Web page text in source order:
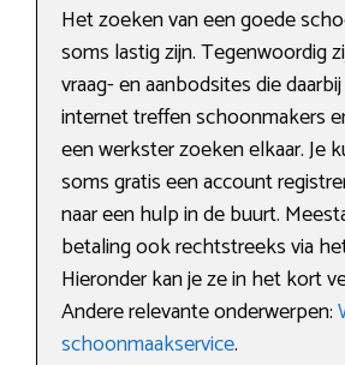
Het zoeken van een goede
soms lastig zijn. Tegenwoordig
vraag- en aanbodsites die
internet treffen schoonmakers
een werkster zoeken elkaar. Je
soms gratis een account
naar een hulp in de buurt.
betaling ook rechtstreeks via
Hieronder kan je ze in het kort
Andere relevante onderwerpen:
schoonmaakservice.